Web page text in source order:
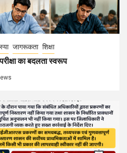
जागरूकता शिक्षा
का बदलता स्वरूप